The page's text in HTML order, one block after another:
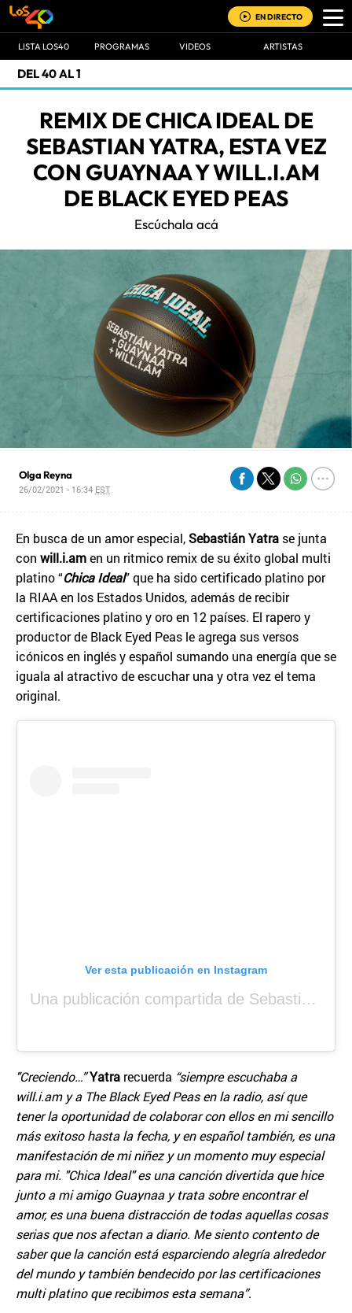
EN DIRECTO
LISTA LOS40 PROGRAMAS VIDEOS ARTISTAS
DEL 40 AL 1
REMIX DE CHICA IDEAL DE
SEBASTIAN YATRA, ESTA VEZ
CON GUAYNAA Y WILL.I.AM
DE BLACK EYED PEAS
Escúchala acá
Olga Reyna
26/02/2021 - 16:34 EST
En busca de un amor especial,Sebastián Yatra se junta
con will.i.amen un ritmico remix de su éxito global multi
platino “Chica Ideal” que ha sido certificado platino por
la RIAA en los Estados Unidos, además de recibir
certificaciones platino y oro en 12 países. El rapero y
productor de Black Eyed Peas le agrega sus versos
icónicos en inglés y español sumando una energía que se
iguala al atractivo de escuchar una y otra vez el tema
original.
Ver esta publicación en Instagram
Una publicación compartida de Sebastian Yatra (@sebastianyatra)
"Creciendo…”Yatra recuerda “siempre escuchaba a
will.i.am y a The Black Eyed Peas en la radio, así que
tener la oportunidad de colaborar con ellos en mi sencillo
más exitoso hasta la fecha, y en español también, es una
manifestación de mi niñez y un momento muy especial
para mi. "Chica Ideal" es una canción divertida que hice
junto a mi amigo Guaynaa y trata sobre encontrar el
amor, es una buena distracción de todas aquellas cosas
serias que nos afectan a diario. Me siento contento de
saber que la canción está esparciendo alegría alrededor
del mundo y también bendecido por las certificaciones
multi platino que recibimos esta semana”.